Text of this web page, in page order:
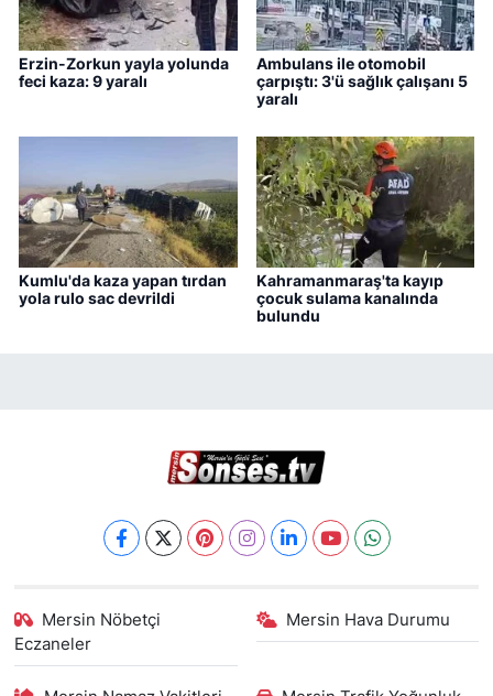
Erzin-Zorkun yayla yolunda
feci kaza: 9 yaralı
Ambulans ile otomobil
çarpıştı: 3'ü sağlık çalışanı 5
yaralı
Kumlu'da kaza yapan tırdan
yola rulo sac devrildi
Kahramanmaraş'ta kayıp
çocuk sulama kanalında
bulundu
Mersin Nöbetçi
Eczaneler
Mersin Hava Durumu